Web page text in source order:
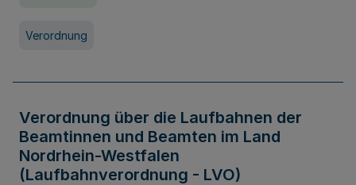
Verordnung
Verordnung über die Laufbahnen der
Beamtinnen und Beamten im Land
Nordrhein-Westfalen
(Laufbahnverordnung - LVO)